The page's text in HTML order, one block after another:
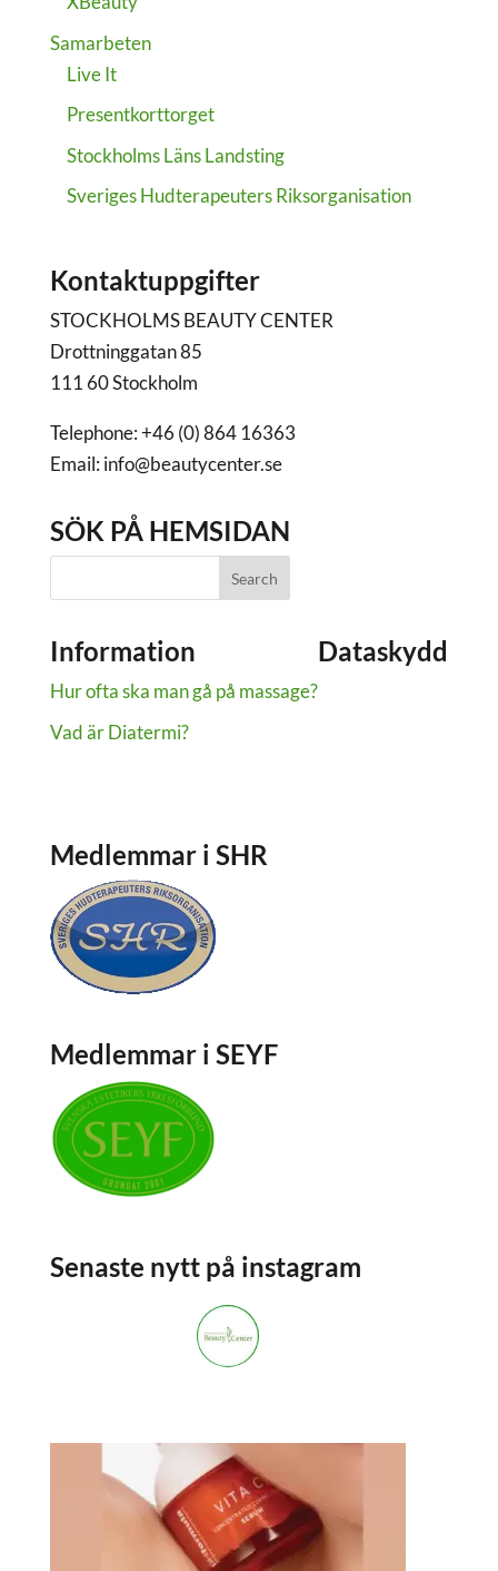
Samarbeten
Live It
Presentkorttorget
Stockholms Läns Landsting
Sveriges Hudterapeuters Riksorganisation
Kontaktuppgifter
STOCKHOLMS BEAUTY CENTER
Drottninggatan 85
111 60 Stockholm
Telephone: +46 (0) 864 16363
Email: info@beautycenter.se
SÖK PÅ HEMSIDAN
Information
Hur ofta ska man gå på massage?
Vad är Diatermi?
Dataskydd
Dataskydd
Medlemmar i SHR
Medlemmar i SEYF
Senaste nytt på instagram